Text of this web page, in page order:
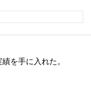
を手に入れた。